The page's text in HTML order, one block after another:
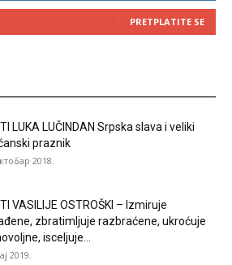
PRETPLATITE SE
LUKA LUČINDAN Srpska slava i veliki
praznik
2018.
VASILIJE OSTROŠKI – Izmiruje
zbratimljuje razbraćene, ukroćuje
isceljuje...
2019.